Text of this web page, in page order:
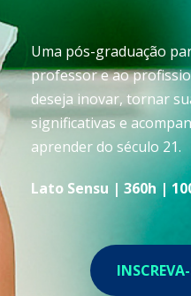
Uma pós-graduação
professor e ao
deseja inovar, tornar
significativas e
aprender do século 21.
Lato Sensu | 360h |